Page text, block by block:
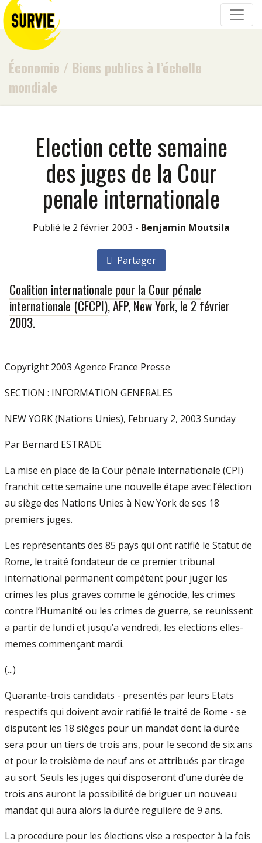
Économie / Biens publics à l’échelle
mondiale
Election cette semaine
des juges de la Cour
penale internationale
Publié le 2 février 2003 - Benjamin Moutsila
Partager
Coalition internationale pour la Cour pénale
internationale (CFCPI), AFP, New York, le 2 février
2003.
Copyright 2003 Agence France Presse
SECTION : INFORMATION GENERALES
NEW YORK (Nations Unies), February 2, 2003 Sunday
Par Bernard ESTRADE
La mise en place de la Cour pénale internationale (CPI)
franchit cette semaine une nouvelle étape avec l’élection
au siège des Nations Unies à New York de ses 18
premiers juges.
Les représentants des 85 pays qui ont ratifié le Statut de
Rome, le traité fondateur de ce premier tribunal
international permanent compétent pour juger les
crimes les plus graves comme le génocide, les crimes
contre l’Humanité ou les crimes de guerre, se reunissent
a partir de lundi et jusqu’a vendredi, les elections elles-
memes commençant mardi.
(...)
Quarante-trois candidats - presentés par leurs Etats
respectifs qui doivent avoir ratifié le traité de Rome - se
disputent les 18 sièges pour un mandat dont la durée
sera pour un tiers de trois ans, pour le second de six ans
et pour le troisième de neuf ans et attribués par tirage
au sort. Seuls les juges qui disposeront d’une durée de
trois ans auront la possibilité de briguer un nouveau
mandat qui aura alors la durée reguliere de 9 ans.
La procedure pour les élections vise a respecter à la fois